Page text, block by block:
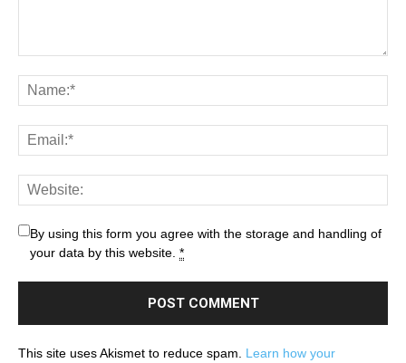
By using this form you agree with the storage and handling of
your data by this website. *
This site uses Akismet to reduce spam. Learn how your